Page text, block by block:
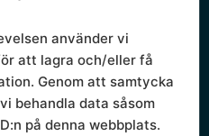
använder vi
att lagra och/eller få
Genom att samtycka
behandla data såsom
på denna webbplats.